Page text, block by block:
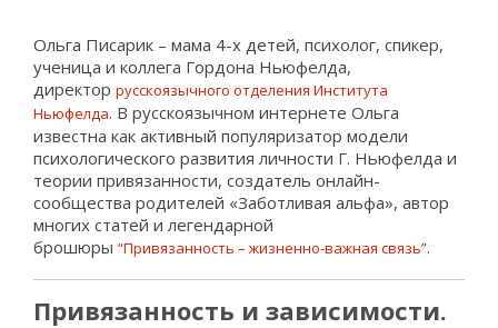
Ольга Писарик – мама 4-х детей, психолог, спикер,
ученица и коллега Гордона Ньюфелда,
директор русскоязычного отделения Института
Ньюфелда. В русскоязычном интернете Ольга
известна как активный популяризатор модели
психологического развития личности Г. Ньюфелда и
теории привязанности, создатель онлайн-
сообщества родителей «Заботливая альфа», автор
многих статей и легендарной
брошюры “Привязанность – жизненно-важная связь”.
Привязанность и зависимости.